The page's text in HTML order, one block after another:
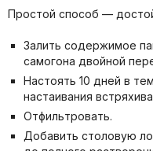
Простой способ —
Залить содержимое
самогона двойной
Настоять 10 дней в
настаивания
Отфильтровать.
Добавить столовую